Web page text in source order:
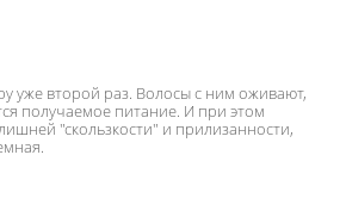
уже второй раз. Волосы с ним оживают,
получаемое питание. И при этом
"скользкости" и прилизанности,